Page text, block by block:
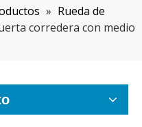
» Rueda de
corredera con medio